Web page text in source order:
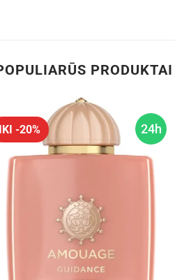
PRODUKTAI
24h
IKI -20%